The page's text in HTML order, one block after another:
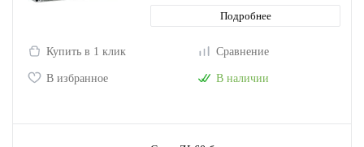
Подробнее
Купить в 1 клик Сравнение
В избранное В наличии